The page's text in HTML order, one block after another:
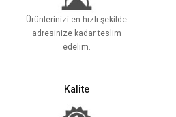
Ürünlerinizi en hızlı şekilde
adresinize kadar teslim
edelim.
Kalite